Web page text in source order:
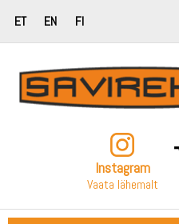
ET EN FI
Instagram
Vaata lähemalt